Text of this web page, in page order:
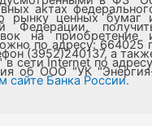
актах
рынку ценных бумаг
Федерации,
на приобретение
по адресу: 664025
(3952)240137, а
сети Internet по
об ООО "УК
сайте Банка России.